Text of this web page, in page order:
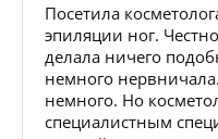
Посетила
эпиляции ног.
делала ничего
немного
немного. Но
специалистным